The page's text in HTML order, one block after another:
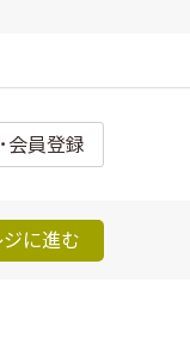
会員登録
ジに進む